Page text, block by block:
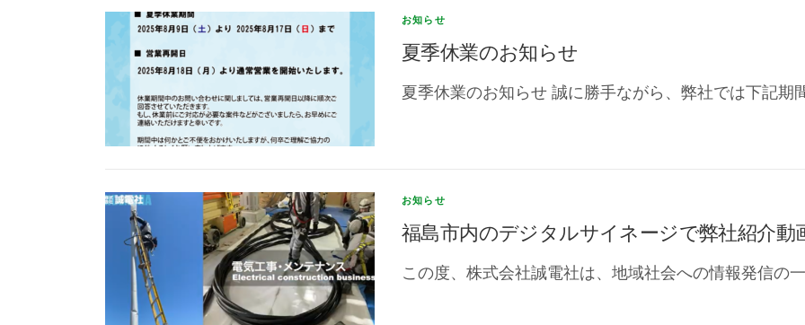
お知らせ
夏季休業のお知らせ
夏季休業のお知らせ 誠に勝手ながら、弊社では下記期
お知らせ
福島市内のデジタルサイネージで弊社紹介動
この度、株式会社誠電社は、地域社会への情報発信の